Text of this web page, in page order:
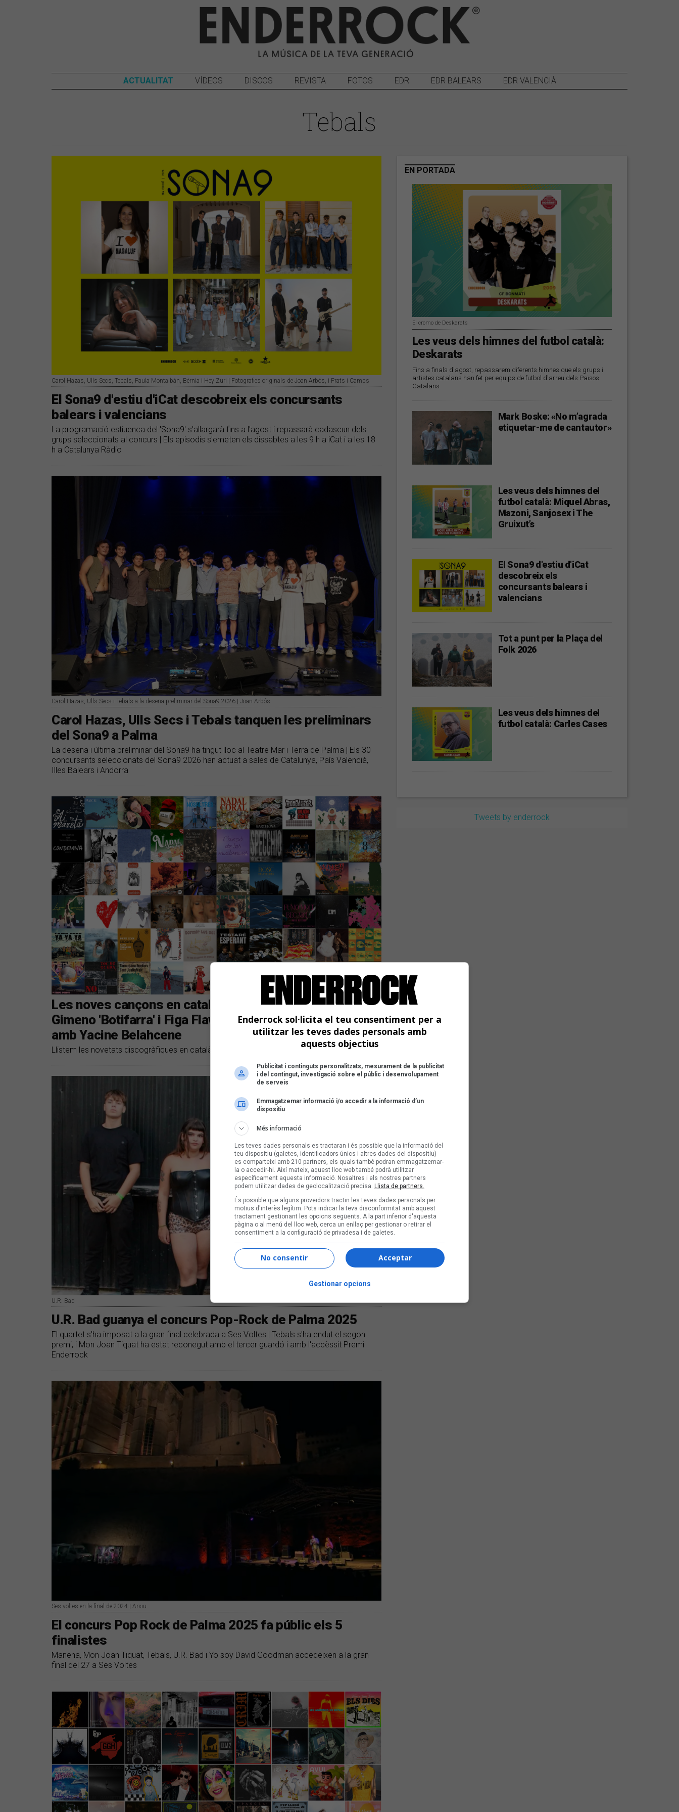
ACTUALITAT VÍDEOS DISCOS REVISTA FOTOS EDR EDR BALEARS EDR VALENCIÀ
Tebals
Carol Hazas, Ulls Secs, Tebals, Paula Montalbán, Bèrnia i Hey Zuri | Fotografies originals de Joan Arbós, i Prats i Camps
El Sona9 d'estiu d'iCat descobreix els concursants
balears i valencians
La programació estiuenca del 'Sona9' s'allargarà fins a l'agost i repassarà cadascun dels
grups seleccionats al concurs | Els episodis s'emeten els dissabtes a les 9 h a iCat i a les 18
h a Catalunya Ràdio
Carol Hazas, Ulls Secs i Tebals a la desena preliminar del Sona9 2026 | Joan Arbós
Carol Hazas, Ulls Secs i Tebals tanquen les preliminars
del Sona9 a Palma
La desena i última preliminar del Sona9 ha tingut lloc al Teatre Mar i Terra de Palma | Els 30
concursants seleccionats del Sona9 2026 han actuat a sales de Catalunya, País Valencià,
Illes Balears i Andorra
Les noves cançons en català són d'Alosa, Abril amb Pep
Gimeno 'Botifarra' i Figa Flawas, Ouineta, i Cris Juanico
amb Yacine Belahcene
Llistem les novetats discogràfiques en català de la setmana
U.R. Bad
U.R. Bad guanya el concurs Pop-Rock de Palma 2025
El quartet s'ha imposat a la gran final celebrada a Ses Voltes | Tebals s'ha endut el segon
premi, i Mon Joan Tiquat ha estat reconegut amb el tercer guardó i amb l'accèssit Premi
Enderrock
Ses voltes en la final de 2024 | Arxiu
El concurs Pop Rock de Palma 2025 fa públic els 5
finalistes
Manena, Mon Joan Tiquat, Tebals, U.R. Bad i Yo soy David Goodman accedeixen a la gran
final del 27 a Ses Voltes
EN PORTADA
El cromo de Deskarats
Les veus dels himnes del futbol català:
Deskarats
Fins a finals d'agost, repassarem diferents himnes que els grups i
artistes catalans han fet per equips de futbol d'arreu dels Països
Catalans
Mark Boske: «No m’agrada
etiquetar-me de cantautor»
Les veus dels himnes del
futbol català: Miquel Abras,
Mazoni, Sanjosex i The
Gruixut’s
El Sona9 d'estiu d'iCat
descobreix els
concursants balears i
valencians
Tot a punt per la Plaça del
Folk 2026
Les veus dels himnes del
futbol català: Carles Cases
Tweets by enderrock
Enderrock sol·licita el teu consentiment per a
utilitzar les teves dades personals amb
aquests objectius
Publicitat i continguts personalitzats, mesurament de la publicitat
i del contingut, investigació sobre el públic i desenvolupament
de serveis
Emmagatzemar informació i/o accedir a la informació d’un
dispositiu
Més informació
Les teves dades personals es tractaran i és possible que la informació del
teu dispositiu (galetes, identificadors únics i altres dades del dispositiu)
es comparteixi amb 210 partners, els quals també podran emmagatzemar-
la o accedir-hi. Així mateix, aquest lloc web també podrà utilitzar
específicament aquesta informació. Nosaltres i els nostres partners
podem utilitzar dades de geolocalització precisa. Llista de partners.
És possible que alguns proveïdors tractin les teves dades personals per
motius d'interès legítim. Pots indicar la teva disconformitat amb aquest
tractament gestionant les opcions següents. A la part inferior d'aquesta
pàgina o al menú del lloc web, cerca un enllaç per gestionar o retirar el
consentiment a la configuració de privadesa i de galetes.
Acceptar
No consentir
Gestionar opcions